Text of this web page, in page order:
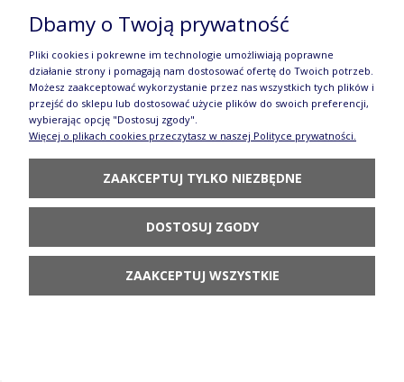
Cukiernica uszka V 0,18 L C015 GZ43
Manufaktura w Bolesławcu Forest Line
POWIADOM O
Dbamy o Twoją prywatność
Pliki cookies i pokrewne im technologie umożliwiają poprawne
działanie strony i pomagają nam dostosować ofertę do Twoich potrzeb.
Możesz zaakceptować wykorzystanie przez nas wszystkich tych plików i
przejść do sklepu lub dostosować użycie plików do swoich preferencji,
wybierając opcję "Dostosuj zgody".
Więcej o plikach cookies przeczytasz w naszej Polityce prywatności.
ZAAKCEPTUJ TYLKO NIEZBĘDNE
DOSTOSUJ ZGODY
ZAAKCEPTUJ WSZYSTKIE